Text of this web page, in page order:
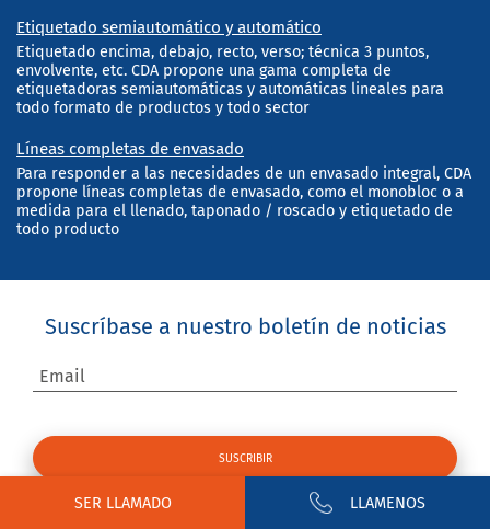
SER LLAMADO LLAMENOS
Etiquetado semiautomático y automático
Etiquetado encima, debajo, recto, verso; técnica 3 puntos,
envolvente, etc. CDA propone una gama completa de
etiquetadoras semiautomáticas y automáticas lineales para
todo formato de productos y todo sector
Líneas completas de envasado
Para responder a las necesidades de un envasado integral, CDA
propone líneas completas de envasado, como el monobloc o a
medida para el llenado, taponado / roscado y etiquetado de
todo producto
Suscríbase a nuestro boletín de noticias
Email